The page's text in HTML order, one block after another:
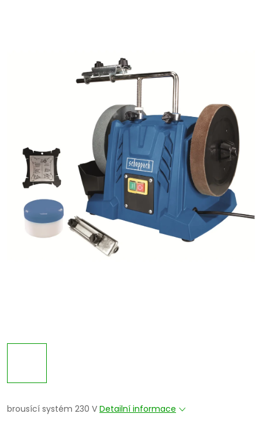
brousící systém 230 V Detailní informace